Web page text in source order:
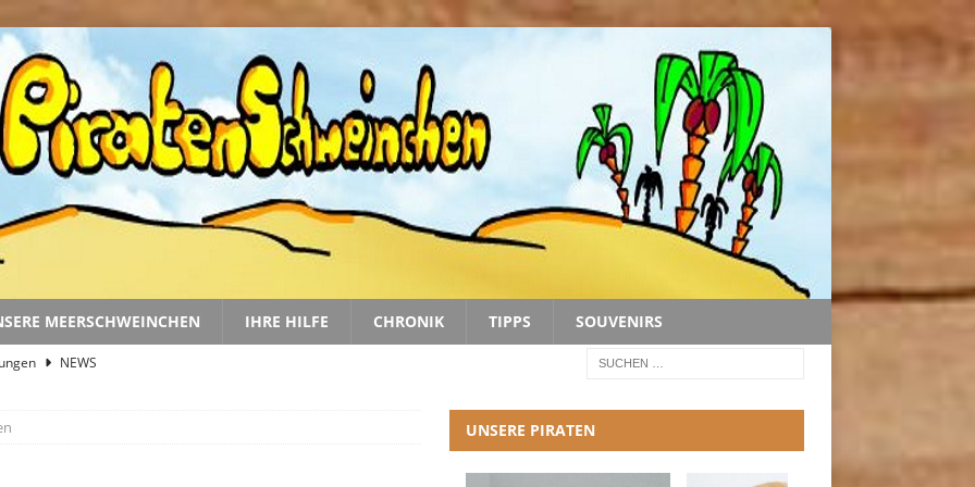
MEERSCHWEINCHEN IHRE HILFE CHRONIK TIPPS SOUVENIRS
NEWS
2. Halbjahr 2026 UNSERE PIRATEN